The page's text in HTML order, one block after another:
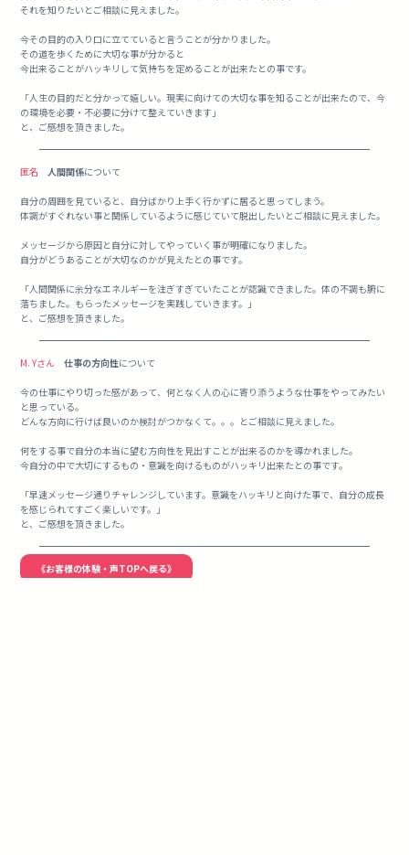
それを知りたいとご相談に見えました。
今その目的の入り口に立てていると言うことが分かりました。
その道を歩くために大切な事が分かると
今出来ることがハッキリして気持ちを定めることが出来たとの事です。
「人生の目的だと分かって嬉しい。現実に向けての大切な事を知ることが出来たので、今
の環境を必要・不必要に分けて整えていきます」
と、ご感想を頂きました。
匿名 人間関係について
自分の周囲を見ていると、自分ばかり上手く行かずに居ると思ってしまう。
体調がすぐれない事と関係しているように感じていて脱出したいとご相談に見えました。
メッセージから原因と自分に対してやっていく事が明確になりました。
自分がどうあることが大切なのかが見えたとの事です。
「人間関係に余分なエネルギーを注ぎすぎていたことが認識できました。体の不調も腑に
落ちました。もらったメッセージを実践していきます。」
と、ご感想を頂きました。
M. Yさん 仕事の方向性について
今の仕事にやり切った感があって、何となく人の心に寄り添うような仕事をやってみたい
と思っている。
どんな方向に行けば良いのか検討がつかなくて。。。とご相談に見えました。
何をする事で自分の本当に望む方向性を見出すことが出来るのかを導かれました。
今自分の中で大切にするもの・意識を向けるものがハッキリ出来たとの事です。
「早速メッセージ通りチャレンジしています。意識をハッキリと向けた事で、自分の成長
を感じられてすごく楽しいです。」
と、ご感想を頂きました。
《お客様の体験・声TOPへ戻る》